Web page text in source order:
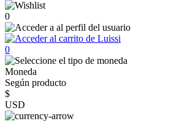
0
0
Moneda
Según producto
$
USD